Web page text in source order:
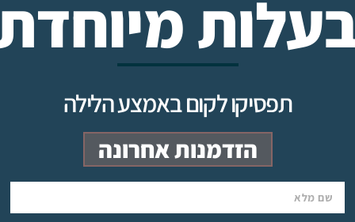
תפסיקו לקום באמצע הלילה
הזדמנות אחרונה